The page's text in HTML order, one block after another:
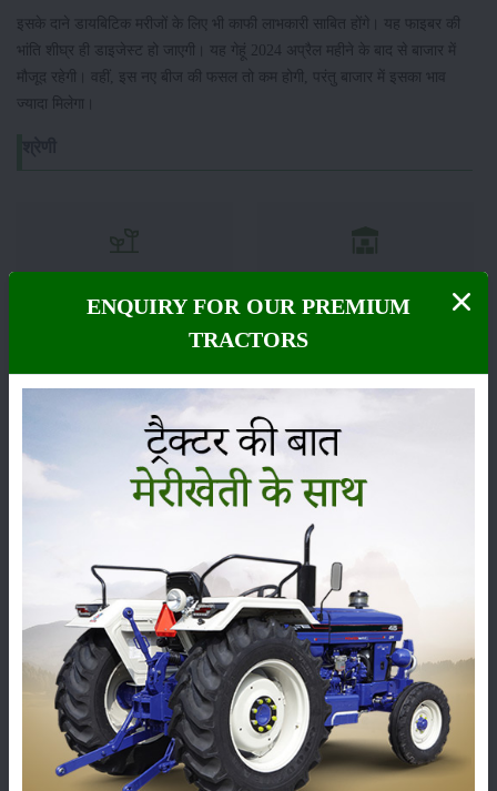
इसके दाने डायबिटिक मरीजों के लिए भी काफी लाभकारी साबित होंगे। यह फाइबर की
भांति शीघ्र ही डाइजेस्ट हो जाएगी। यह गेहूं 2024 अप्रैल महीने के बाद से बाजार में
मौजूद रहेगी। वहीं, इस नए बीज की फसल तो कम होगी, परंतु बाजार में इसका भाव
ज्यादा मिलेगा।
कीटनाशक
सम्पादकीय अन्य
पूसा बासमती 1882: सूखे में भी बेहतरीन उत्पादन देने वाली
भारत की पहली सूखा-सहिष्णु बासमती किस्म
22-Jun-2026
ENQUIRY FOR OUR PREMIUM
TRACTORS